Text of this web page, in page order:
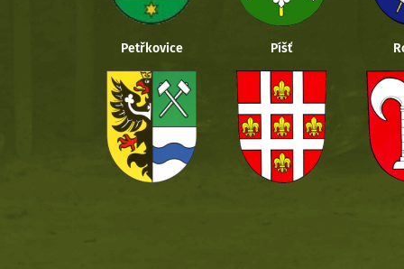
Petřkovice Píšť